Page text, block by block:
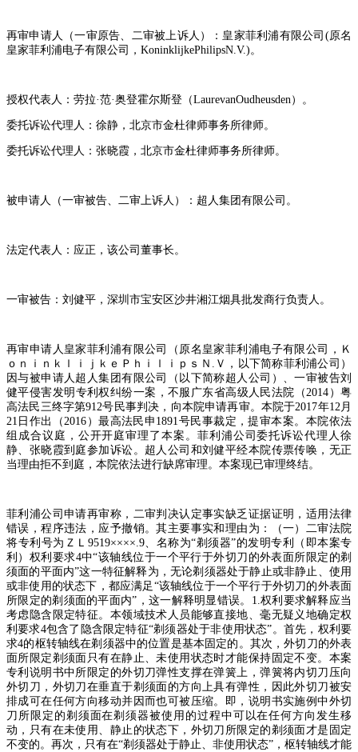
再审申请人（一审原告、二审被上诉人）：皇家菲利浦有限公司 (原名
皇家菲利浦电子有限公司， KoninklijkePhilipsN.V.) 。
授权代表人：劳拉·范·奥登霍尔斯登（LaurevanOudheusden ）。
委托诉讼代理人：徐静，北京市金杜律师事务所律师。
委托诉讼代理人：张晓霞，北京市金杜律师事务所律师。
被申请人（一审被告、二审上诉人）：超人集团有限公司。
法定代表人：应正，该公司董事长。
一审被告：刘健平，深圳市宝安区沙井湘江烟具批发商行负责人。
再审申请人皇家菲利浦有限公司（原名皇家菲利浦电子有限公司，Ｋ
ｏｎｉｎｋｌｉｊｋｅＰｈｉｌｉｐｓＮ
Ｖ，以下简称菲利浦公司）
因与被申请人超人集团有限公司（以下简称超人公司）、一审被告刘
健平侵害发明专利权纠纷一案，不服广东省高级人民法院（ 2014 ）粤
高法民三终字第912号民事判决，向本院申请再审。本院于2017年12 月
21 日作出（ 2016 ）最高法民申 1891 号民事裁定，提审本案。本院依法
组成合议庭，公开开庭审理了本案。菲利浦公司委托诉讼代理人徐
静、张晓霞到庭参加诉讼。超人公司和刘健平经本院传票传唤，无正
当理由拒不到庭，本院依法进行缺席审理。本案现已审理终结。
菲利浦公司申请再审称，二审判决认定事实缺乏证据证明，适用法律
错误，程序违法，应予撤销。其主要事实和理由为：（一）二审法院
将专利号为ＺＬ 9519××××.9、名称为“剃须器”的发明专利（即本案专
利）权利要求4中“该轴线位于一个平行于外切刀的外表面所限定的剃
须面的平面内”这一特征解释为，无论剃须器处于静止或非静止、使用
或非使用的状态下，都应满足 “该轴线位于一个平行于外切刀的外表面
所限定的剃须面的平面内” ，这一解释明显错误。 1. 权利要求解释应当
考虑隐含限定特征。本领域技术人员能够直接地、毫无疑义地确定权
利要求4包含了隐含限定特征“剃须器处于非使用状态” 。首先，权利要
求4的枢转轴线在剃须器中的位置是基本固定的。其次，外切刀的外表
面所限定剃须面只有在静止、未使用状态时才能保持固定不变。本案
专利说明书中所限定的外切刀弹性支撑在弹簧上，弹簧将内切刀压向
外切刀，外切刀在垂直于剃须面的方向上具有弹性，因此外切刀被安
排成可在任何方向移动并因而也可被压缩。即，说明书实施例中外切
刀所限定的剃须面在剃须器被使用的过程中可以在任何方向发生移
动，只有在未使用、静止的状态下，外切刀所限定的剃须面才是固定
不变的。再次，只有在“剃须器处于静止、非使用状态” ，枢转轴线才能